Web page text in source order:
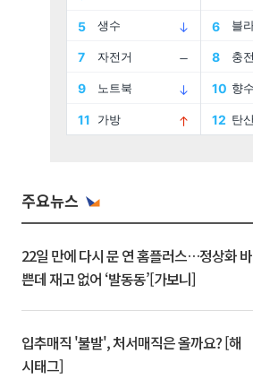
주요뉴스
22일 만에 다시 문 연 홈플러스…정상화 바
쁜데 재고 없어 ‘발동동’[가보니]
입추매직 '불발', 처서매직은 올까요? [해
시태그]